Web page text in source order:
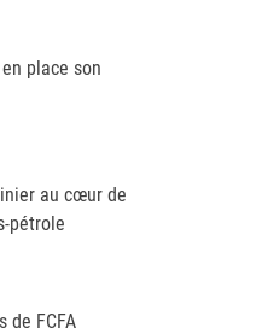
place son
au cœur de
pétrole
de FCFA